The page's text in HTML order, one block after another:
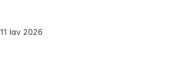
11 Ιαν 2026